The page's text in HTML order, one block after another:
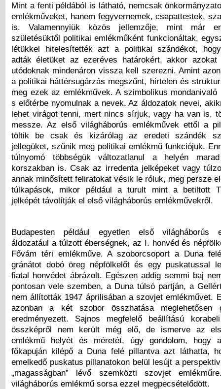
Mint a fenti példából is látható, nemcsak
emlékműveket, hanem fegyvernemek, csapattestek,
is. Valamennyiük közös jellemzője, mint már
születésüktől politikai emlékműként funkcionáltak,
létükkel hitelesítették azt a politikai szándékot,
adták életüket az ezeréves határokért, akkor
utódoknak mindenáron vissza kell szerezni. Amint
a politikai háttérsugárzás megszűnt, hirtelen és
meg ezek az emlékművek. A szimbolikus mondanivaló
s előtérbe nyomulnak a nevek. Az áldozatok nevei,
lehet virágot tenni, mert nincs sírjuk, vagy ha van is,
messze. Az első világháborús emlékművek ettől a
töltik be csak és kizárólag az eredeti szándék
jellegüket, szűnik meg politikai emlékmű funkciójuk.
túlnyomó többségük változatlanul a helyén
korszakban is. Csak az irredenta jelképeket vagy
annak minősített feliratokat vésik le róluk, meg persze
túlkapások, mikor például a turult mint a betiltott
jelképét távolítják el első világháborús emlékművekről.
Budapesten például egyetlen első világháborús
áldozatául a túlzott éberségnek, az I. honvéd és
Fővám téri emlékműve. A szoborcsoport a Duna
gránátot dobó öreg népfölkelőt és egy puskatussal
fiatal honvédet ábrázolt. Egészen addig semmi baj
pontosan vele szemben, a Duna túlsó partján, a
nem állították 1947 áprilisában a szovjet emlékművet.
azonban a két szobor összhatása meglehetősen
eredményezett. Sajnos megfelelő beállítású
összképről nem került még elő, de ismerve az
emlékmű helyét és méretét, úgy gondolom, hogy
főkapuján kilépő a Duna felé pillantva azt láthatta,
emelkedő puskatus pillanatokon belül lesújt a
„magasságban” lévő szemközti szovjet
világháborús emlékmű sorsa ezzel megpecsételődött.